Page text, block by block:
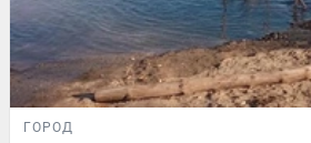
ГОРОД